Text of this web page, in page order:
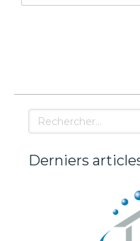
Rechercher
Derniers